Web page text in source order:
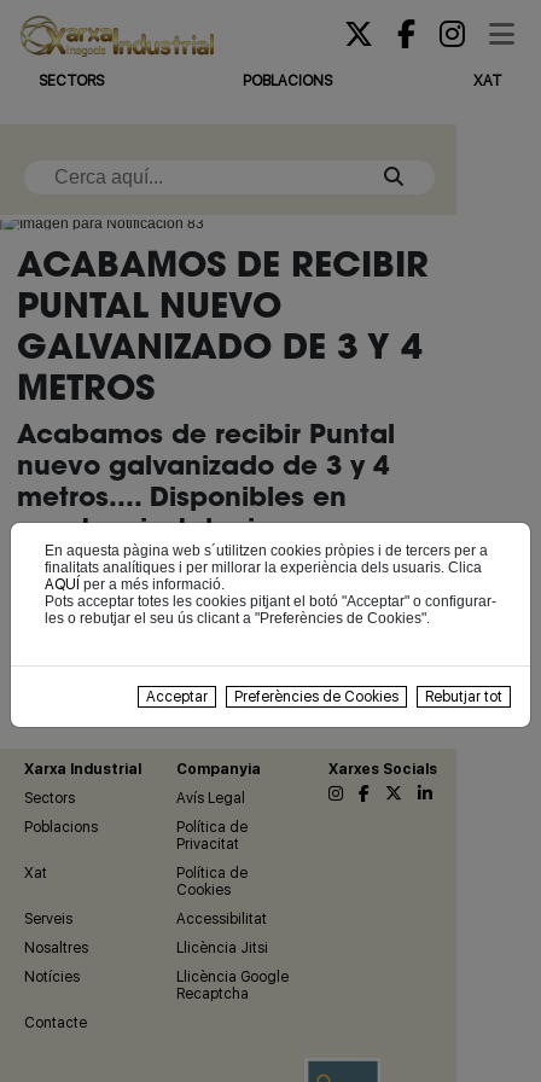
SECTORS POBLACIONS XAT
ACABAMOS DE RECIBIR
PUNTAL NUEVO
GALVANIZADO DE 3 Y 4
METROS
Acabamos de recibir Puntal
nuevo galvanizado de 3 y 4
metros.... Disponibles en
nuestras instalaciones
Anar a Josep
Fontdeglòria
En aquesta pàgina web s´utilitzen cookies pròpies i de tercers per a
finalitats analítiques i per millorar la experiència dels usuaris. Clica
AQUÍ per a més informació.
Pots acceptar totes les cookies pitjant el botó "Acceptar" o configurar-
les o rebutjar el seu ús clicant a "Preferències de Cookies".
Acceptar Preferències de Cookies Rebutjar tot
Xarxa Industrial Companyia
Xarxes Socials
Sectors
Avís Legal
Poblacions
Política de
Privacitat
Xat
Política de
Cookies
Serveis
Accessibilitat
Nosaltres
Llicència Jitsi
Notícies
Llicència Google
Recaptcha
Contacte